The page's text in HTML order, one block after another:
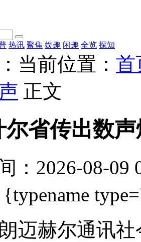
热讯 聚焦 娱趣 闲趣 全览 探知
当前位置： 首
正文
尔省传出数
：2026-08-09
赫尔通讯社